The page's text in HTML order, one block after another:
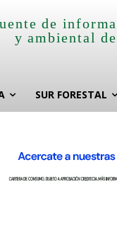
de
y ambiental
SUR FORESTAL